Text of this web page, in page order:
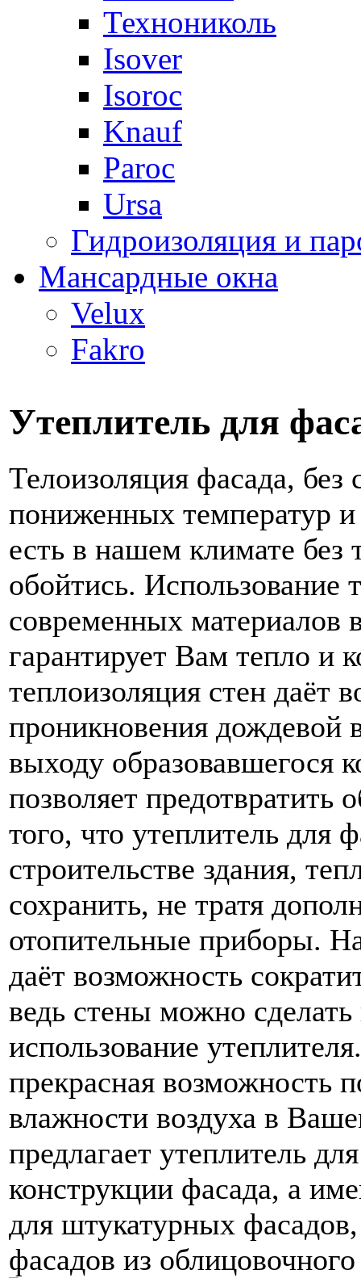
Технониколь
Isover
Isoroc
Knauf
Paroc
Ursa
Гидроизоляция и
Мансардные окна
Velux
Fakro
Утеплитель для
Телоизоляция фасада,
пониженных температур
есть в нашем климате без
обойтись. Использование
современных материалов
гарантирует Вам тепло и
теплоизоляция стен даёт
проникновения дождевой
выходу образовавшегося
позволяет предотвратить
того, что утеплитель для
строительстве здания,
сохранить, не тратя
отопительные приборы.
даёт возможность
ведь стены можно
использование утеплителя.
прекрасная возможность
влажности воздуха в
предлагает утеплитель
конструкции фасада, а
для штукатурных
фасадов из